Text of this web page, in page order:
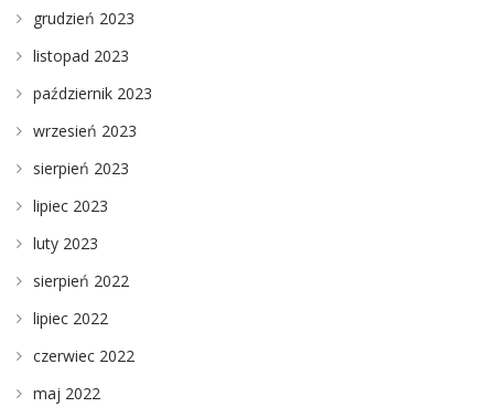
grudzień 2023
listopad 2023
październik 2023
wrzesień 2023
sierpień 2023
lipiec 2023
luty 2023
sierpień 2022
lipiec 2022
czerwiec 2022
maj 2022